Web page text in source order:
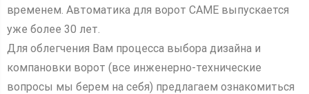
временем. Автоматика для ворот CAME выпускается
уже более 30 лет.
Для облегчения Вам процесса выбора дизайна и
компановки ворот (все инженерно-технические
вопросы мы берем на себя) предлагаем ознакомиться